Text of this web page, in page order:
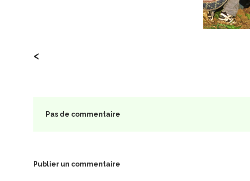
<
Pas de commentaire
Publier un commentaire